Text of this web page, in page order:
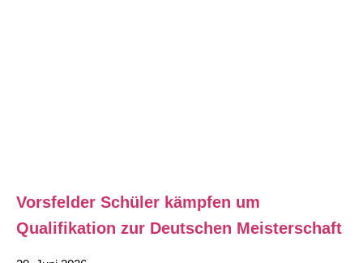
Vorsfelder Schüler kämpfen um
Qualifikation zur Deutschen Meisterschaft